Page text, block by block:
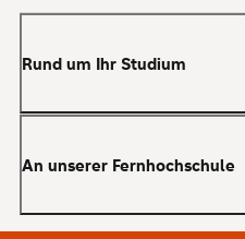
Rund um Ihr Studium
Anrechnung von Vorleistungen
Studienberatung
An unserer Fernhochschule
Warum SRH?